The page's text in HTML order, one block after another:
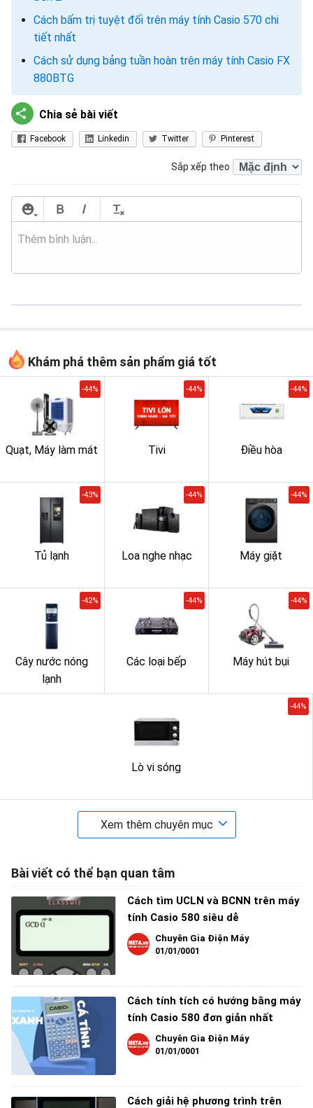
Cách bấm trị tuyệt đối trên máy tính Casio 570 chi
tiết nhất
Cách sử dụng bảng tuần hoàn trên máy tính Casio FX
880BTG
Chia sẻ bài viết
Facebook Linkedin Twitter Pinterest
Sắp xếp theo
Khám phá thêm sản phẩm giá tốt
Quạt, Máy làm mát
-44%
Tivi
-44%
Điều hòa
-44%
Tủ lạnh
-43%
Loa nghe nhạc
-44%
Máy giặt
-44%
Cây nước nóng
lạnh
-42%
Các loại bếp
-44%
Máy hút bụi
-44%
Lò vi sóng
-44%
Xem thêm chuyên mục
Bài viết có thể bạn quan tâm
Cách tìm UCLN và BCNN trên máy
tính Casio 580 siêu dễ
Chuyên Gia Điện Máy
01/01/0001
Cách tính tích có hướng bằng máy
tính Casio 580 đơn giản nhất
Chuyên Gia Điện Máy
01/01/0001
Cách giải hệ phương trình trên